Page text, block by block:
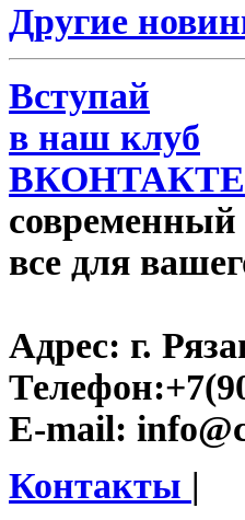
Другие
Вступай
в наш клуб
ВКОНТАКТЕ
современный
все для
Адрес: г.
Телефон:
E-mail:
Контакты |